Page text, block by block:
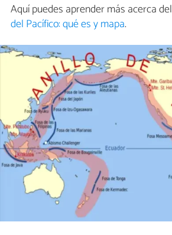
Aquí puedes aprender más acerca del
del Pacífico: qué es y mapa.